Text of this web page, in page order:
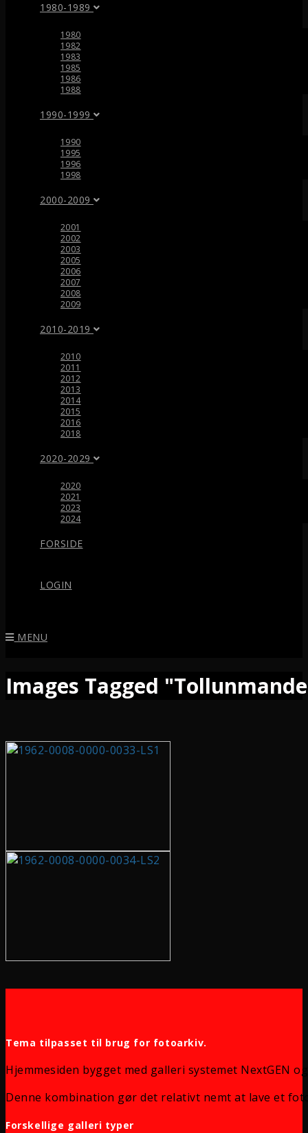
1980-1989
1980
1982
1983
1985
1986
1988
1990-1999
1990
1995
1996
1998
2000-2009
2001
2002
2003
2005
2006
2007
2008
2009
2010-2019
2010
2011
2012
2013
2014
2015
2016
2018
2020-2029
2020
2021
2023
2024
FORSIDE
LOGIN
MENU
Images Tagged
Tema tilpasset til brug for fotoarkiv.
Hjemmesiden bygget med galleri systemet NextGEN
Denne kombination gør det relativt nemt at lave et
Forskellige galleri typer